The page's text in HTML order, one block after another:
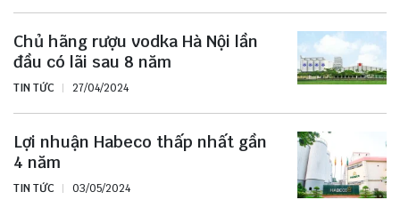
Chủ hãng rượu vodka Hà Nội lần
đầu có lãi sau 8 năm
TIN TỨC 27/04/2024
Lợi nhuận Habeco thấp nhất gần
4 năm
TIN TỨC 03/05/2024